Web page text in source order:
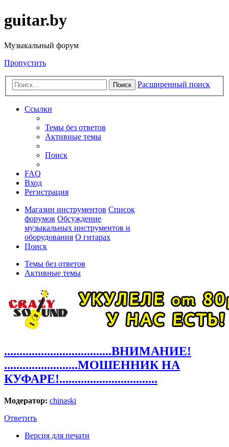
guitar.by
Музыкальный форум
Пропустить
Поиск Расширенный поиск
Ссылки
Темы без ответов
Активные темы
Поиск
FAQ
Вход
Регистрация
Магазин инструментов Список
форумов Обсуждение
музыкальных инструментов и
оборудования О гитарах
Поиск
Темы без ответов
Активные темы
...................................ВНИМАНИЕ!
........................МОШЕННИК НА
КУФАРЕ!................................
Модератор: chinaski
Ответить
Версия для печати